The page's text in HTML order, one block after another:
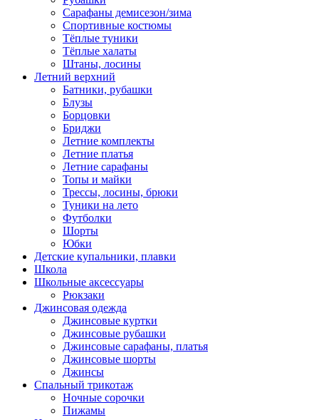
Сарафаны демисезон/зима
Спортивные костюмы
Тёплые туники
Тёплые халаты
Штаны, лосины
Летний верхний
Батники, рубашки
Блузы
Борцовки
Бриджи
Летние комплекты
Летние платья
Летние сарафаны
Топы и майки
Трессы, лосины, брюки
Туники на лето
Футболки
Шорты
Юбки
Детские купальники, плавки
Школа
Школьные аксессуары
Рюкзаки
Джинсовая одежда
Джинсовые куртки
Джинсовые рубашки
Джинсовые сарафаны, платья
Джинсовые шорты
Джинсы
Спальный трикотаж
Ночные сорочки
Пижамы